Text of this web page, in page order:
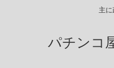
主
パチンコ